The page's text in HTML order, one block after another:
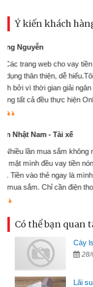
Ý kiến khách
gói
cần
thiệu cho bạn bè biết
đến
đã
Có thể bạn quan
Cày
Lãi